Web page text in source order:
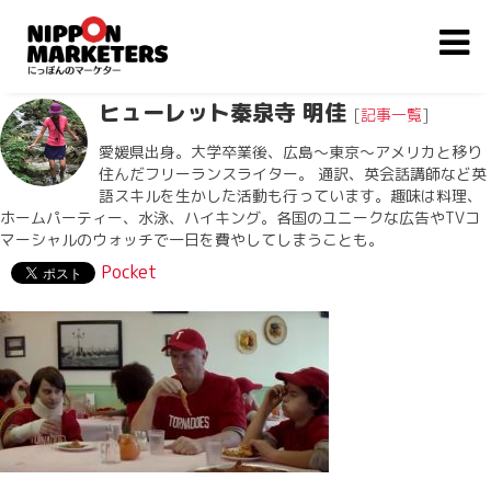
ヒューレット秦泉寺 明佳 [記事一覧]
愛媛県出身。大学卒業後、広島〜東京〜アメリカと移り
住んだフリーランスライター。 通訳、英会話講師など英
語スキルを生かした活動も行っています。趣味は料理、
ホームパーティー、水泳、ハイキング。各国のユニークな広告やTVコ
マーシャルのウォッチで一日を費やしてしまうことも。
Pocket